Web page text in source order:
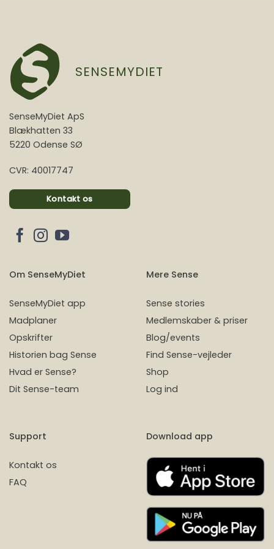
SENSEMYDIET
SenseMyDiet ApS
Blækhatten 33
5220 Odense SØ
CVR: 40017747
Kontakt os
Om SenseMyDiet
SenseMyDiet app
Madplaner
Opskrifter
Historien bag Sense
Hvad er Sense?
Dit Sense-team
Mere Sense
Sense stories
Medlemskaber & priser
Blog/events
Find Sense-vejleder
Shop
Log ind
Support
Kontakt os
FAQ
Download app